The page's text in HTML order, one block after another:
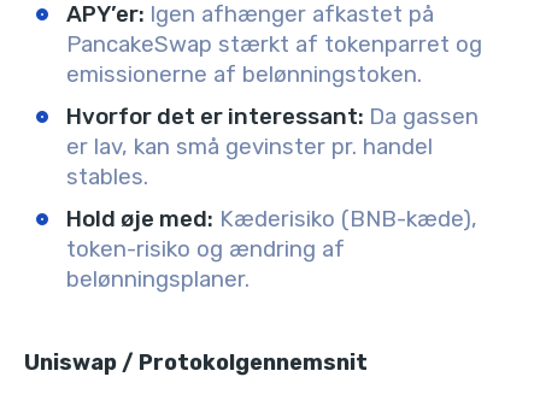
APY’er: Igen afhænger afkastet på
PancakeSwap stærkt af tokenparret og
emissionerne af belønningstoken.
Hvorfor det er interessant: Da gassen
er lav, kan små gevinster pr. handel
stables.
Hold øje med: Kæderisiko (BNB-kæde),
token-risiko og ændring af
belønningsplaner.
Uniswap / Protokolgennemsnit